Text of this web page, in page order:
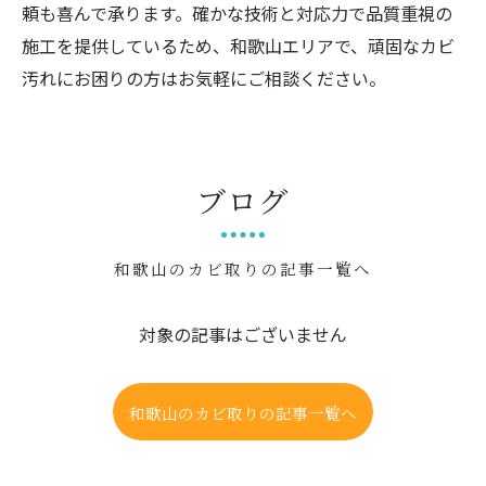
頼も喜んで承ります。確かな技術と対応力で品質重視の
施工を提供しているため、和歌山エリアで、頑固なカビ
汚れにお困りの方はお気軽にご相談ください。
ブログ
和歌山のカビ取りの記事一覧へ
対象の記事はございません
和歌山のカビ取りの記事一覧へ